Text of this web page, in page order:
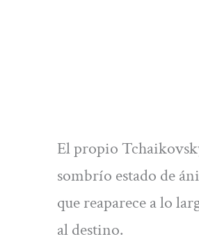
El propio
sombrío estado de
que reaparece a lo
al destino.